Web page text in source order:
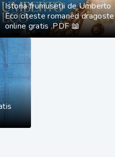
Istoria frumuseții de Umberto
Eco citeste romaned dragoste
online gratis .PDF 📖